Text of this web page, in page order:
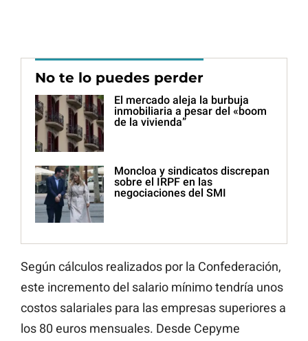
No te lo puedes perder
El mercado aleja la burbuja
inmobiliaria a pesar del «boom
de la vivienda”
Moncloa y sindicatos discrepan
sobre el IRPF en las
negociaciones del SMI
Según cálculos realizados por la Confederación,
este incremento del salario mínimo tendría unos
costos salariales para las empresas superiores a
los 80 euros mensuales. Desde Cepyme